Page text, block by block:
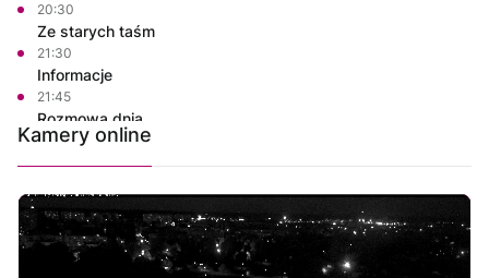
20:30
Ze starych taśm
21:30
Informacje
21:45
Rozmowa dnia
22:00
Polskie Lasy
Własnymi ścieżkami
23:00
Informacje
Kamery online